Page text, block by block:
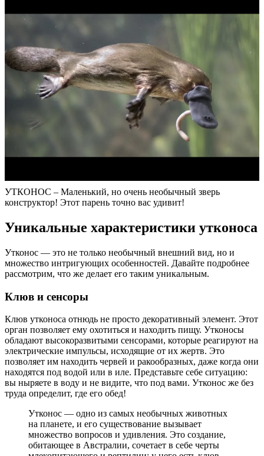
УТКОНОС – Маленький, но очень необычный зверь
конструктор! Этот парень точно вас удивит!
Уникальные характеристики утконоса
Утконос — это не только необычный внешний вид, но и
множество интригующих особенностей. Давайте подробнее
рассмотрим, что же делает его таким уникальным.
Клюв и сенсоры
Клюв утконоса отнюдь не просто декоративный элемент. Этот
орган позволяет ему охотиться и находить пищу. Утконосы
обладают высокоразвитыми сенсорами, которые реагируют на
электрические импульсы, исходящие от их жертв. Это
позволяет им находить червей и ракообразных, даже когда они
находятся под водой или в иле. Представьте себе ситуацию:
вы ныряете в воду и не видите, что под вами. Утконос же без
труда определит, где его обед!
Утконос — одно из самых необычных животных
на планете, и его существование вызывает
множество вопросов и удивления. Это создание,
обитающее в Австралии, сочетает в себе черты